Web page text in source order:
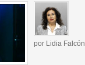
por Lidia Falcón